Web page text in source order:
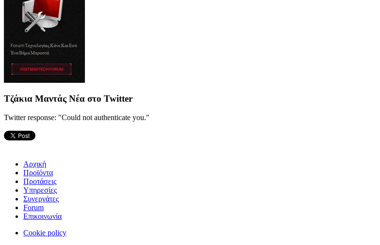
Τζάκια Μαντάς Νέα στο Twitter
Twitter response: "Could not authenticate you."
Αρχική
Προϊόντα
Προτάσεις
Υπηρεσίες
Συνεργάτες
Forum
Επικοινωνία
Cookie policy